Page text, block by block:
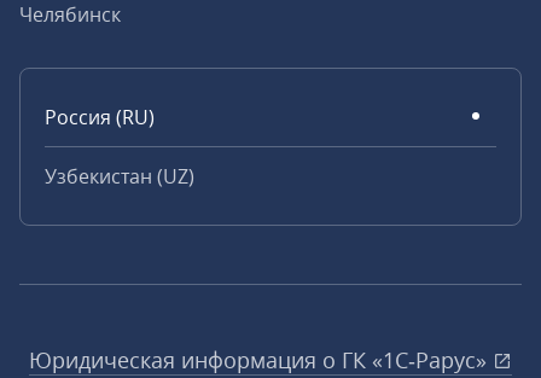
Челябинск
Россия (RU)
Узбекистан (UZ)
Юридическая информация о ГК «1С‑Рарус»